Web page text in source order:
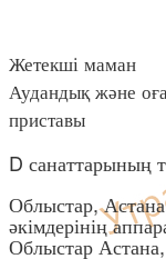
Жетекші маман
Аудандық және
приставы
D санаттарының
Облыстар,
әкімдерінің
Облыстар